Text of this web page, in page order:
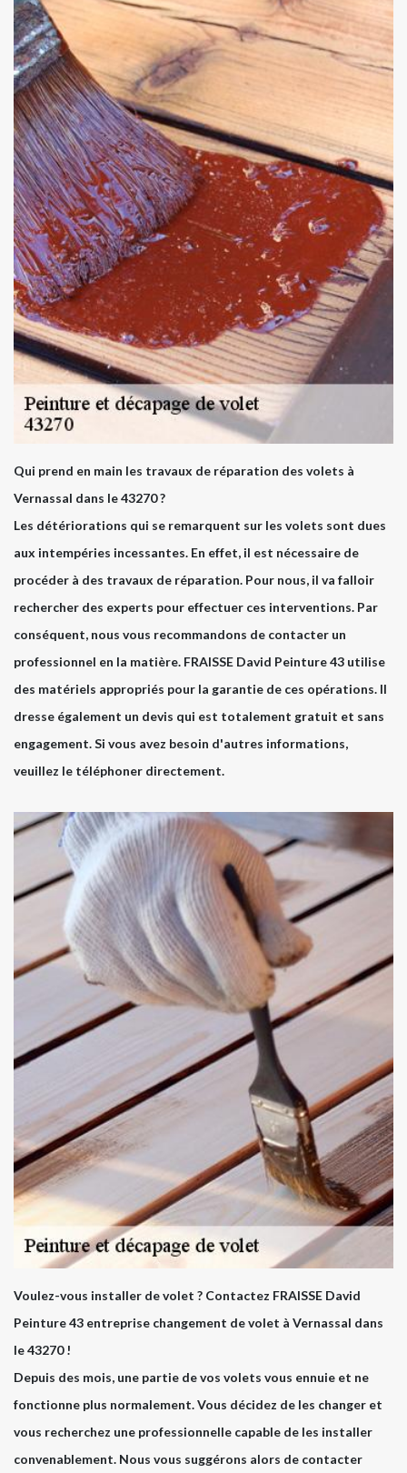
Qui prend en main les travaux de réparation des volets à
Vernassal dans le 43270 ?
Les détériorations qui se remarquent sur les volets sont dues
aux intempéries incessantes. En effet, il est nécessaire de
procéder à des travaux de réparation. Pour nous, il va falloir
rechercher des experts pour effectuer ces interventions. Par
conséquent, nous vous recommandons de contacter un
professionnel en la matière. FRAISSE David Peinture 43 utilise
des matériels appropriés pour la garantie de ces opérations. Il
dresse également un devis qui est totalement gratuit et sans
engagement. Si vous avez besoin d'autres informations,
veuillez le téléphoner directement.
Voulez-vous installer de volet ? Contactez FRAISSE David
Peinture 43 entreprise changement de volet à Vernassal dans
le 43270 !
Depuis des mois, une partie de vos volets vous ennuie et ne
fonctionne plus normalement. Vous décidez de les changer et
vous recherchez une professionnelle capable de les installer
convenablement. Nous vous suggérons alors de contacter